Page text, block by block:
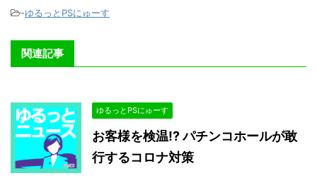
-ゆるっとPSにゅーす
関連記事
ゆるっとPSにゅーす
お客様を検温!? パチンコホールが敢
行するコロナ対策